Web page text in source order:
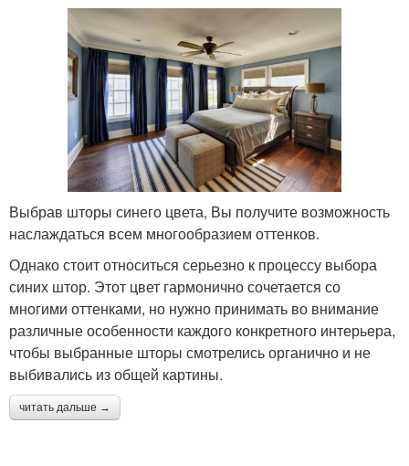
Выбрав шторы синего цвета, Вы получите возможность
наслаждаться всем многообразием оттенков.
Однако стоит относиться серьезно к процессу выбора
синих штор. Этот цвет гармонично сочетается со
многими оттенками, но нужно принимать во внимание
различные особенности каждого конкретного интерьера,
чтобы выбранные шторы смотрелись органично и не
выбивались из общей картины.
читать дальше →